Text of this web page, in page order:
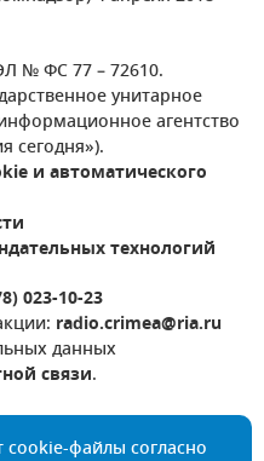
№ ФС 77 – 72610.
унитарное
агентство
сегодня»).
и автоматического
технологий
023-10-23
radio.crimea@ria.ru
данных
связи.
cookie-файлы согласно